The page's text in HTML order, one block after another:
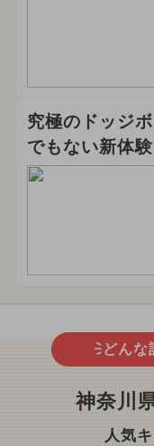
究極のドッジ
でもない新体験
どんな
神奈川
人気